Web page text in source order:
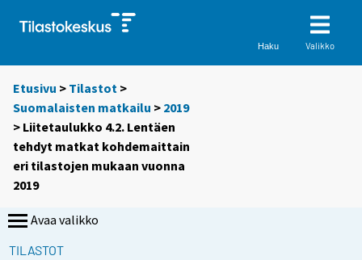
Haku Valikko
Etusivu > Tilastot >
Suomalaisten matkailu > 2019
> Liitetaulukko 4.2. Lentäen
tehdyt matkat kohdemaittain
eri tilastojen mukaan vuonna
2019
Avaa valikko
TILASTOT